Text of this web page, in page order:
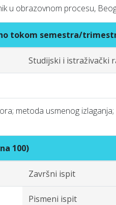
u obrazovnom procesu,
tokom semestra/
Studijski i istraživački
metoda usmenog
100)
Završni ispit
Pismeni ispit